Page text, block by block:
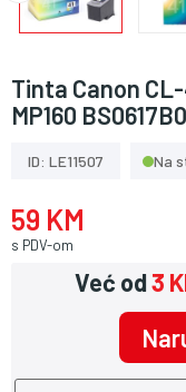
Tinta Canon CL-
MP160
ID: LE11507 Na
59 KM
s PDV-om
Već od3